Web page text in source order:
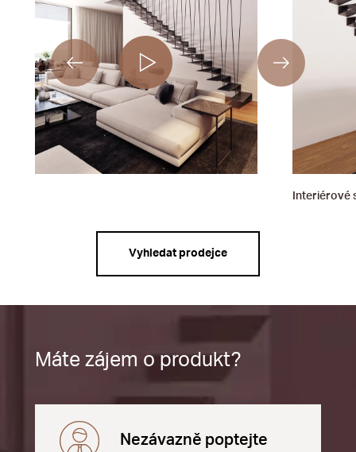
Interiérové
Vyhledat prodejce
Máte zájem o produkt?
Nezávazně poptejte